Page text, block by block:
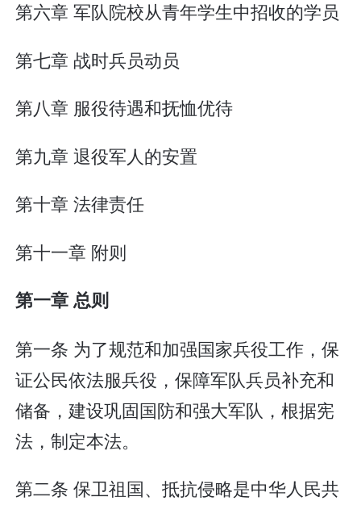
第六章 军队院校从青年学生中招收的学员
第七章 战时兵员动员
第八章 服役待遇和抚恤优待
第九章 退役军人的安置
第十章 法律责任
第十一章 附则
第一章 总则
第一条 为了规范和加强国家兵役工作，保
证公民依法服兵役，保障军队兵员补充和
储备，建设巩固国防和强大军队，根据宪
法，制定本法。
第二条 保卫祖国、抵抗侵略是中华人民共